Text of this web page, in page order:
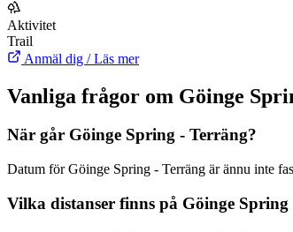
Aktivitet
Trail
Anmäl dig / Läs mer
Vanliga frågor om Göinge
När går Göinge Spring - Terräng?
Datum för Göinge Spring - Terräng är ännu inte
Vilka distanser finns på Göinge